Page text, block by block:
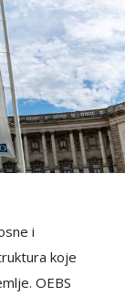
i
koje
OEBS